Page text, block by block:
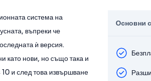
система на
въпреки че
ѝ версия.
като нови, но също така и
и след това извършване
Основни